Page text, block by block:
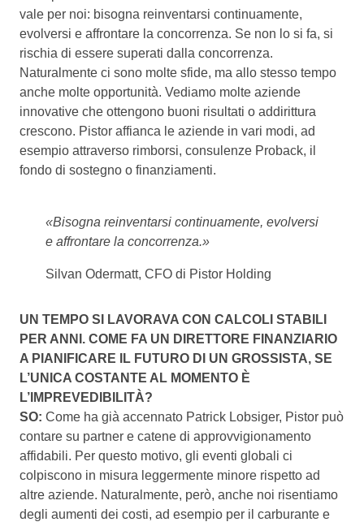
vale per noi: bisogna reinventarsi continuamente,
evolversi e affrontare la concorrenza. Se non lo si fa, si
rischia di essere superati dalla concorrenza.
Naturalmente ci sono molte sfide, ma allo stesso tempo
anche molte opportunità. Vediamo molte aziende
innovative che ottengono buoni risultati o addirittura
crescono. Pistor affianca le aziende in vari modi, ad
esempio attraverso rimborsi, consulenze Proback, il
fondo di sostegno o finanziamenti.
«Bisogna reinventarsi continuamente, evolversi
e affrontare la concorrenza.»
Silvan Odermatt, CFO di Pistor Holding
UN TEMPO SI LAVORAVA CON CALCOLI STABILI
PER ANNI. COME FA UN DIRETTORE FINANZIARIO
A PIANIFICARE IL FUTURO DI UN GROSSISTA, SE
L’UNICA COSTANTE AL MOMENTO È
L’IMPREVEDIBILITÀ?
SO: Come ha già accennato Patrick Lobsiger, Pistor può
contare su partner e catene di approvvigionamento
affidabili. Per questo motivo, gli eventi globali ci
colpiscono in misura leggermente minore rispetto ad
altre aziende. Naturalmente, però, anche noi risentiamo
degli aumenti dei costi, ad esempio per il carburante e